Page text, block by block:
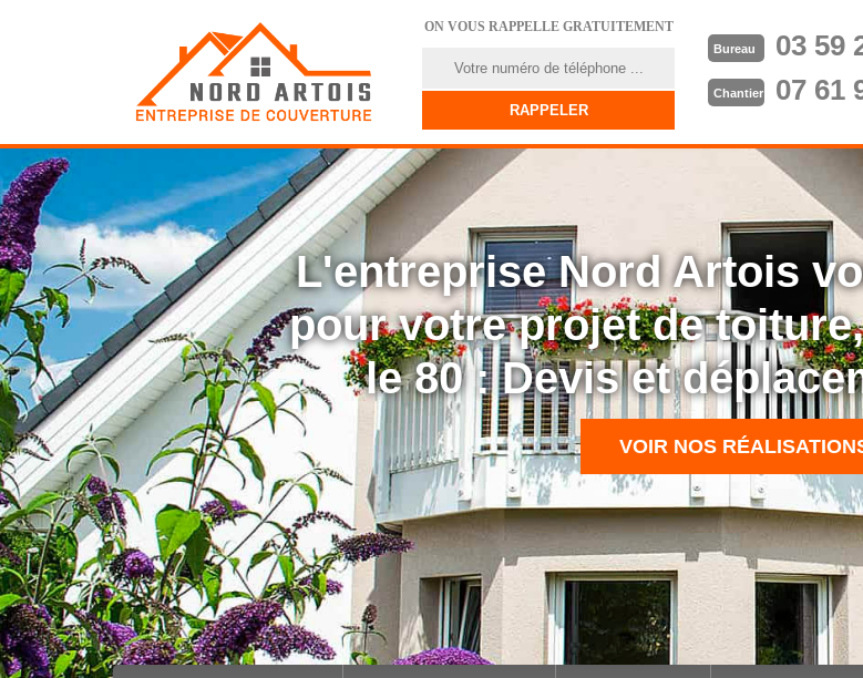
ON VOUS RAPPELLE GRATUITEMENT
Bureau 03 59
Chantier 07 61
L'entreprise Nord Artois
pour votre projet de
le 80 : Devis et
VOIR NOS